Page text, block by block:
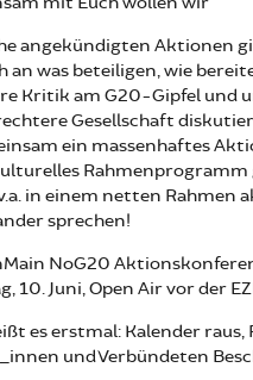
angekündigten Aktionen
an was beteiligen, wie
Kritik am G20-Gipfel und
Gesellschaft
ein massenhaftes
Rahmenprogramm
in einem netten
sprechen!
NoG20
10. Juni, Open Air vor der
es erstmal: Kalender
und Verbündeten